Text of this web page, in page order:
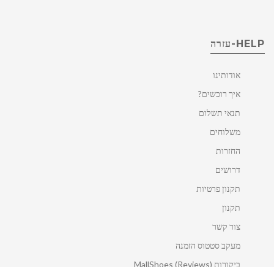
HELP-עזרה
אודותינו
איך רוכשים?
תנאי תשלום
משלוחים
החזרות
דרושים
תקנון פרטיות
תקנון
צור קשר
מעקב סטטוס הזמנה
ביקורות MallShoes (Reviews)